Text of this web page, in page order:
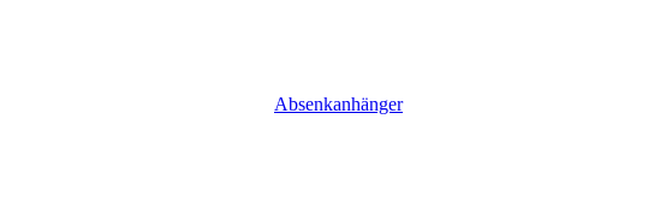
Absenkanhänger